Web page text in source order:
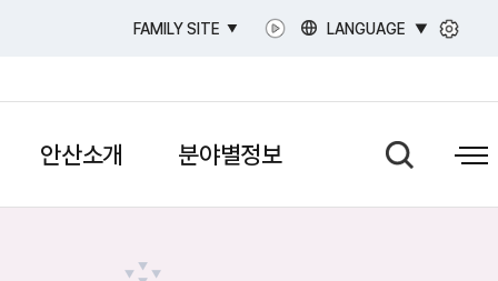
FAMILY SITE LANGUAGE
안산소개 분야별정보